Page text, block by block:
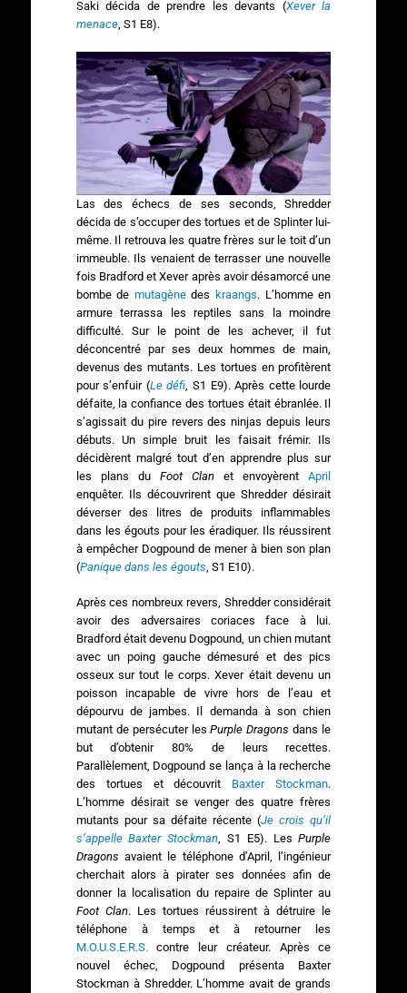
Saki décida de prendre les devants (Xever la
menace, S1 E8).
Las des échecs de ses seconds, Shredder
décida de s’occuper des tortues et de Splinter lui-
même. Il retrouva les quatre frères sur le toit d’un
immeuble. Ils venaient de terrasser une nouvelle
fois Bradford et Xever après avoir désamorcé une
bombe de mutagènedes kraangs. L’homme en
armure terrassa les reptiles sans la moindre
difficulté. Sur le point de les achever, il fut
déconcentré par ses deux hommes de main,
devenus des mutants. Les tortues en profitèrent
pour s’enfuir (Le défi , S1 E9). Après cette lourde
défaite, la confiance des tortues était ébranlée. Il
s’agissait du pire revers des ninjas depuis leurs
débuts. Un simple bruit les faisait frémir. Ils
décidèrent malgré tout d’en apprendre plus sur
les plans du Foot Clan et envoyèrentApril
enquêter. Ils découvrirent que Shredder désirait
déverser des litres de produits inflammables
dans les égouts pour les éradiquer. Ils réussirent
à empêcher Dogpound de mener à bien son plan
(Panique dans les égouts , S1 E10).
Après ces nombreux revers, Shredder considérait
avoir des adversaires coriaces face à lui.
Bradford était devenu Dogpound, un chien mutant
avec un poing gauche démesuré et des pics
osseux sur tout le corps. Xever était devenu un
poisson incapable de vivre hors de l’eau et
dépourvu de jambes. Il demanda à son chien
mutant de persécuter lesPurple Dragonsdans le
but d’obtenir 80% de leurs recettes.
Parallèlement, Dogpound se lança à la recherche
des tortues et découvrit Baxter Stockman.
L’homme désirait se venger des quatre frères
mutants pour sa défaite récente (Je crois qu’il
s’appelle Baxter Stockman, S1 E5). LesPurple
Dragons avaient le téléphone d’April, l’ingénieur
cherchait alors à pirater ses données afin de
donner la localisation du repaire de Splinter au
Foot Clan. Les tortues réussirent à détruire le
téléphone à temps et à retourner les
M.O.U.S.E.R.S.contre leur créateur. Après ce
nouvel échec, Dogpound présenta Baxter
Stockman à Shredder. L’homme avait de grands